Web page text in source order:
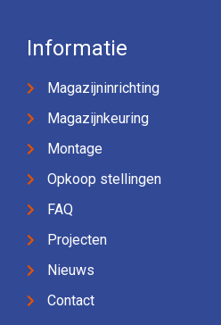
Informatie
Magazijninrichting
Magazijnkeuring
Montage
Opkoop stellingen
FAQ
Projecten
Nieuws
Contact